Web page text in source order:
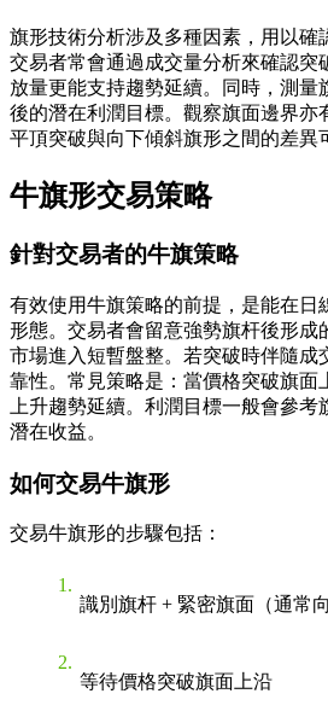
旗形技術分析涉及多種因素，用以確
交易者常會通過成交量分析來確認突
放量更能支持趨勢延續。同時，測量
後的潛在利潤目標。觀察旗面邊界亦
平頂突破與向下傾斜旗形之間的差異
牛旗形交易策略
針對交易者的牛旗策略
有效使用牛旗策略的前提，是能在日
形態。交易者會留意強勢旗杆後形成
市場進入短暫盤整。若突破時伴隨成
靠性。常見策略是：當價格突破旗面
上升趨勢延續。利潤目標一般會參
潛在收益。
如何交易牛旗形
交易牛旗形的步驟包括：
識別旗杆 + 緊密旗面（通常
等待價格突破旗面上沿